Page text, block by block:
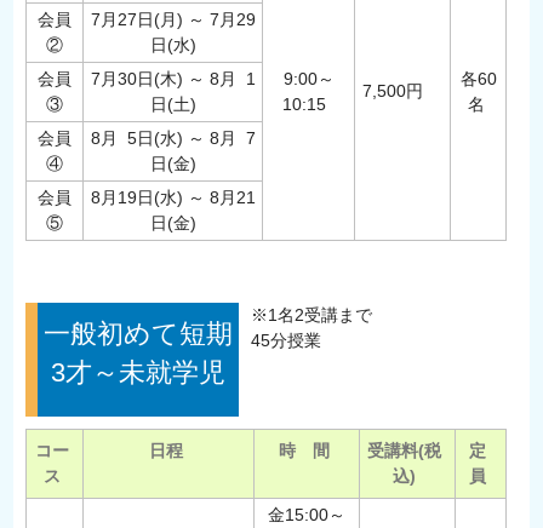
9:00～
10:15
7,500円
各60
名
会員
②
7月27日(月) ～ 7月29
日(水)
会員
③
7月30日(木) ～ 8月 1
日(土)
会員
④
8月 5日(水) ～ 8月 7
日(金)
会員
⑤
8月19日(水) ～ 8月21
日(金)
一般初めて短期
3才～未就学児
※1名2受講まで
45分授業
コー
ス
日程 時 間
受講料(税
込)
定
員
金15:00～